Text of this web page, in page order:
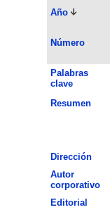
Año
Número
Palabras
clave
Resumen
Dirección
Autor
corporativo
Editorial